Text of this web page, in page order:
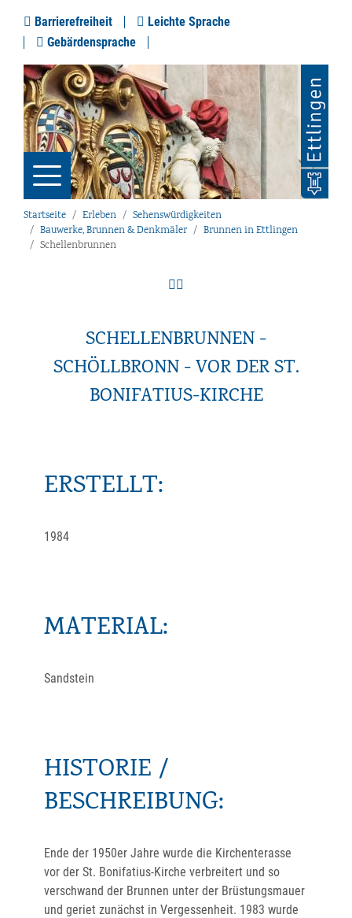
Barrierefreiheit
Leichte Sprache
Gebärdensprache
Startseite Erleben
Sehenswürdigkeiten
Bauwerke, Brunnen & Denkmäler
Brunnen in Ettlingen
Schellenbrunnen
SCHELLENBRUNNEN -
SCHÖLLBRONN - VOR DER ST.
BONIFATIUS-KIRCHE
ERSTELLT:
1984
MATERIAL:
Sandstein
HISTORIE /
BESCHREIBUNG:
Ende der 1950er Jahre wurde die Kirchenterasse
vor der St. Bonifatius-Kirche verbreitert und so
verschwand der Brunnen unter der Brüstungsmauer
und geriet zunächst in Vergessenheit. 1983 wurde